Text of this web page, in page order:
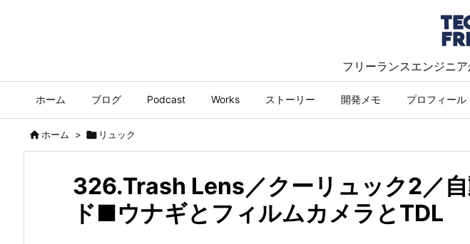
フリーランスエンジニ
ホーム ブログ Podcast Works ストーリー 開発メモ プロフィール
ホーム >  リュック
326.Trash Lens／クーリュック2／自
ド■ウナギとフィルムカメラとTDL